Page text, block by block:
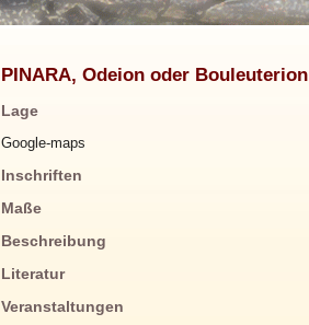
PINARA, Odeion oder Bouleuterion
Lage
Google-maps
Inschriften
Maße
Beschreibung
Literatur
Veranstaltungen